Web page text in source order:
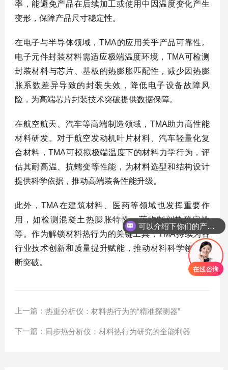
率，能避免产品在后续加工或使用中因温度变化产生
变形，保障产品尺寸稳定性。
在电子与半导体领域，TMA的应用关乎产品可靠性。
电子元件封装材料需适应极端温度环境，TMA可检测
封装材料与芯片、基板的热膨胀匹配性，减少因热膨
胀系数差异导致的封装失效，降低电子设备故障风
险，为高端芯片封装技术突破提供数据保障。
在航空航天、汽车等高端制造领域，TMA助力高性能
材料研发。对于航空发动机叶片材料、汽车轻量化复
合材料，TMA可模拟极端温度下的材料力学行为，评
估其耐高温、抗蠕变等性能，为材料选型和结构设计
提供科学依据，推动高端装备性能升级。
此外，TMA在建筑材料、医药等领域也发挥重要作
用，如检测混凝土热膨胀特性、药物制剂热稳定性
等。作为解锁材料热行为的关键工具，TMA持续为各
行业技术创新和质量提升赋能，推动材料科学领域不
断突破。
上一篇： 热重分析仪：材料热行为的“精准探测器”
下一篇： 同步热分析仪：材料热行为研究的全能利器
可以介绍下你们的产品么？